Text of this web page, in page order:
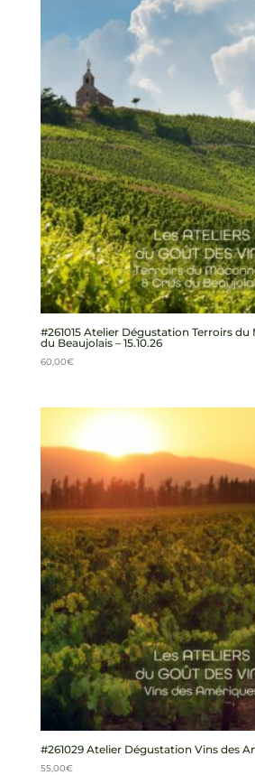
#261015 Atelier Dégustation Terroirs du
du Beaujolais – 15.10.26
60,00€
#261029 Atelier Dégustation Vins des
55,00€